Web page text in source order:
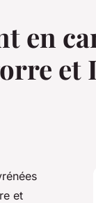
en
et
et